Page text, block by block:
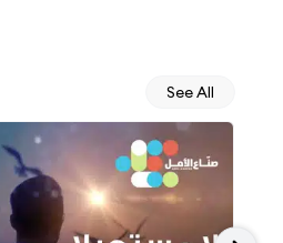
See All